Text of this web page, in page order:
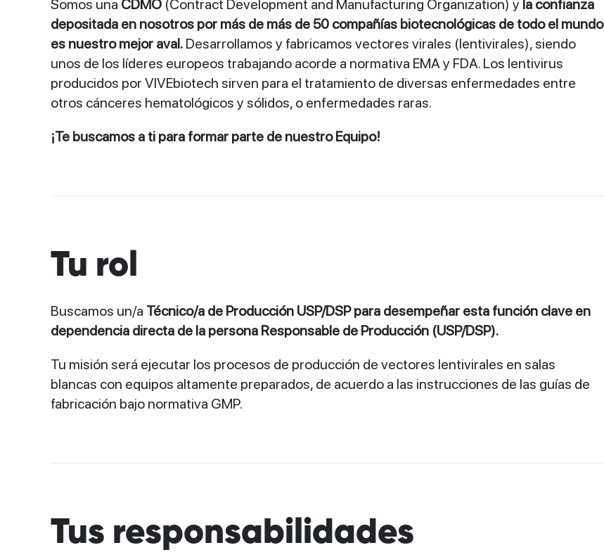
Somos una CDMO (Contract Development and Manufacturing Organization) y la confianza
depositada en nosotros por más de más de 50 compañías biotecnológicas de todo el mundo
es nuestro mejor aval. Desarrollamos y fabricamos vectores virales (lentivirales), siendo
unos de los líderes europeos trabajando acorde a normativa EMA y FDA. Los lentivirus
producidos por VIVEbiotech sirven para el tratamiento de diversas enfermedades entre
otros cánceres hematológicos y sólidos, o enfermedades raras.
¡Te buscamos a ti para formar parte de nuestro Equipo!
Tu rol
Buscamos un/a Técnico/a de Producción USP/DSP para desempeñar esta función clave en
dependencia directa de la persona Responsable de Producción (USP/DSP).
Tu misión será ejecutar los procesos de producción de vectores lentivirales en salas
blancas con equipos altamente preparados, de acuerdo a las instrucciones de las guías de
fabricación bajo normativa GMP.
Tus responsabilidades